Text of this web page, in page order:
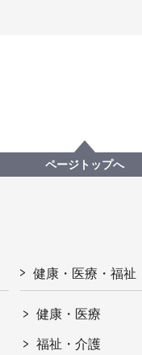
ページトップへ
健康・医療・福祉
健康・医療
福祉・介護